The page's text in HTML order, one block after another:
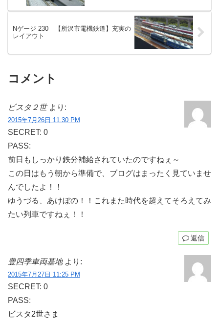
Nゲージ 230 【所沢市電機鉄道】充実の
レイアウト
コメント
ビスタ２世 より:
2015年7月26日 11:30 PM
SECRET: 0
PASS:
前日もしっかり鉄分補給されていたのですねぇ～
この日はもう朝から準備で、ブログはまったく見ていませ
んでしたよ！！
ゆうづる、あけぼの！！これまた時代を超えてそろえてみ
たい列車ですねぇ！！
返信
豊四季車両基地 より:
2015年7月27日 11:25 PM
SECRET: 0
PASS:
ビスタ2世さま